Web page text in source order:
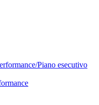
Piano esecutivo